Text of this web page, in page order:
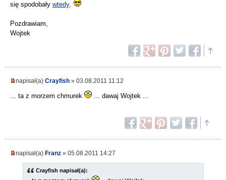
się spodobały wtedy.
Pozdrawiam,
Wojtek
napisał(a) Crayfish » 03.08.2011 11:12
... ta z morzem chmurek ... dawaj Wojtek ...
napisał(a) Franz » 05.08.2011 14:27
Crayfish napisał(a):